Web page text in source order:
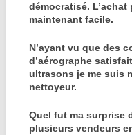
démocratisé.
maintenant facile.
N’ayant vu que des
d’aérographe
ultrasons je me suis
nettoyeur.
Quel fut ma surprise
plusieurs vendeurs